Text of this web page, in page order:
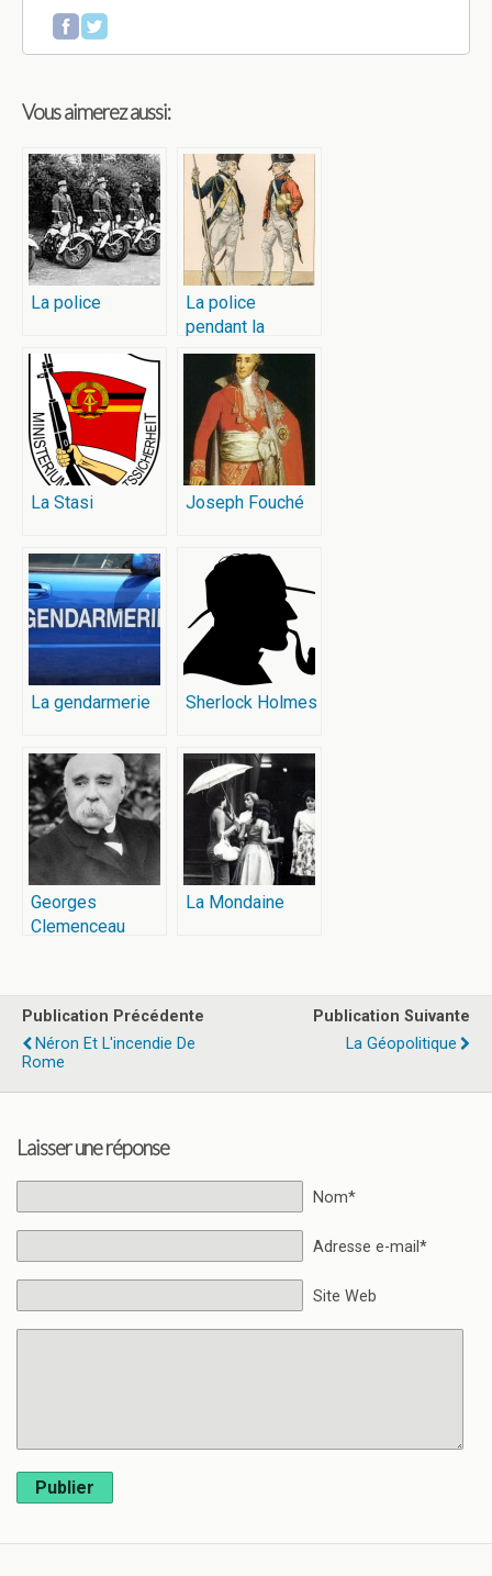
Vous aimerez aussi:
La police
La police
pendant la
Révolution
La Stasi Joseph Fouché
La gendarmerie Sherlock Holmes
Georges
Clemenceau
La Mondaine
Publication Précédente
Néron Et L'incendie De
Rome
Publication Suivante
La Géopolitique
Laisser une réponse
Nom*
Adresse e-mail*
Site Web
Publier